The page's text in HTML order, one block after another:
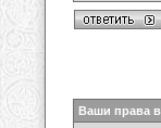
Ваши права в